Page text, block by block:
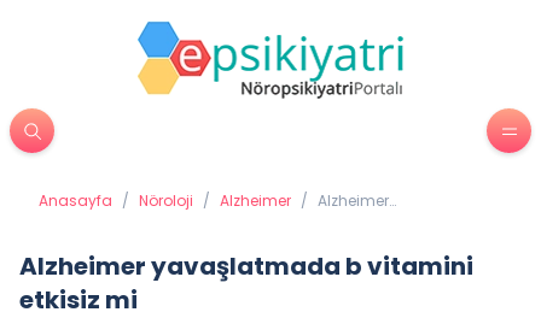
Anasayfa / Nöroloji / Alzheimer / Alzheimer
Alzheimer yavaşlatmada b vitamini
etkisiz mi